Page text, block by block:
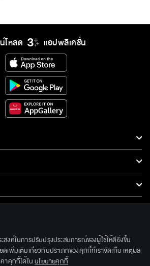
โหลด แอปพลิเคชั่น
สงค์ในการปรับปรุงประสบการณ์ของผู้ใช้ให้ดียิ่งขึ้น
เพิ่มเติมเกี่ยวกับประเภทของคุกกี้ที่เราจัดเก็บ เหตุผล
าคุกกี้ได้ใน นโยบายคุกกี้